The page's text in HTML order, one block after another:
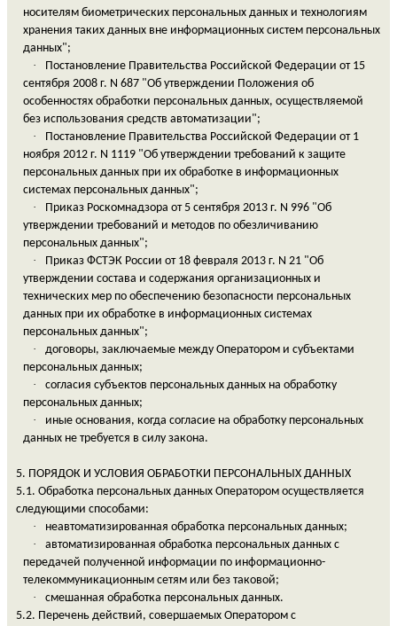
носителям биометрических персональных данных и технологиям
хранения таких данных вне информационных систем персональных
данных";
·
Постановление Правительства Российской Федерации от 15
сентября 2008 г. N 687 "Об утверждении Положения об
особенностях обработки персональных данных, осуществляемой
без использования средств автоматизации";
·
Постановление Правительства Российской Федерации от 1
ноября 2012 г. N 1119 "Об утверждении требований к защите
персональных данных при их обработке в информационных
системах персональных данных";
·
Приказ Роскомнадзора от 5 сентября 2013 г. N 996 "Об
утверждении требований и методов по обезличиванию
персональных данных";
·
Приказ ФСТЭК России от 18 февраля 2013 г. N 21 "Об
утверждении состава и содержания организационных и
технических мер по обеспечению безопасности персональных
данных при их обработке в информационных системах
персональных данных";
·
договоры, заключаемые между Оператором и субъектами
персональных данных;
·
согласия субъектов персональных данных на обработку
персональных данных;
·
иные основания, когда согласие на обработку персональных
данных не требуется в силу закона.
5. ПОРЯДОК И УСЛОВИЯ ОБРАБОТКИ ПЕРСОНАЛЬНЫХ ДАННЫХ
5.1. Обработка персональных данных Оператором осуществляется
следующими способами:
·
неавтоматизированная обработка персональных данных;
·
автоматизированная обработка персональных данных с
передачей полученной информации по информационно-
телекоммуникационным сетям или без таковой;
·
смешанная обработка персональных данных.
5.2. Перечень действий, совершаемых Оператором с